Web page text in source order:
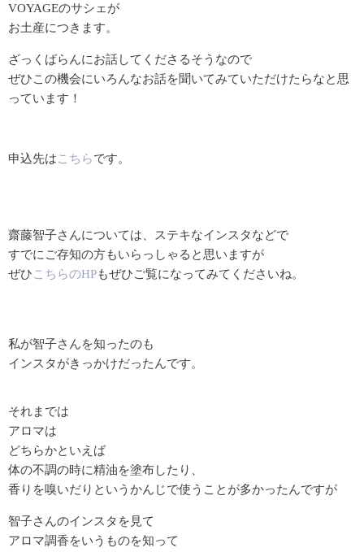
VOYAGEのサシェが
お土産につきます。
ざっくばらんにお話してくださるそうなので
ぜひこの機会にいろんなお話を聞いてみていただけたらなと思
っています！
申込先はこちらです。
齋藤智子さんについては、ステキなインスタなどで
すでにご存知の方もいらっしゃると思いますが
ぜひこちらのHPもぜひご覧になってみてくださいね。
私が智子さんを知ったのも
インスタがきっかけだったんです。
それまでは
アロマは
どちらかといえば
体の不調の時に精油を塗布したり、
香りを嗅いだりというかんじで使うことが多かったんですが
智子さんのインスタを見て
アロマ調香をいうものを知って